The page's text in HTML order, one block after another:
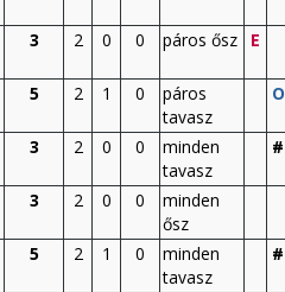
3 2 0 0 páros ősz E
5 2 1 0
páros
tavasz
O
3 2 0 0
minden
tavasz
#
3 2 0 0
minden
ősz
5 2 1 0
minden
tavasz
#